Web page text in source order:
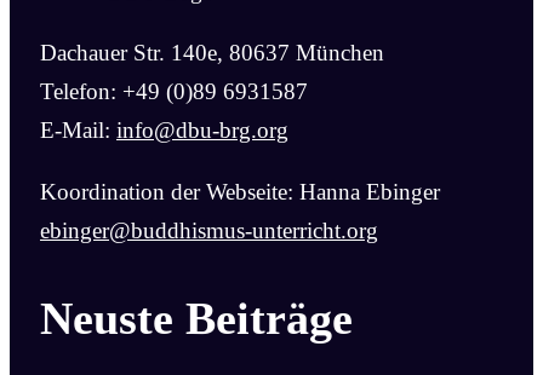
Dachauer Str. 140e, 80637 München
Telefon: +49 (0)89 6931587
E-Mail: info@dbu-brg.org
Koordination der Webseite: Hanna Ebinger
ebinger@buddhismus-unterricht.org
Neuste Beiträge